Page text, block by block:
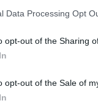
Data Processing Opt
opt-out of the Sharing
opt-out of the Sale of
Δυσάρεστο